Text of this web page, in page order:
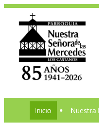
Inicio • Nuestra